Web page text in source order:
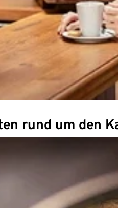
rund um den